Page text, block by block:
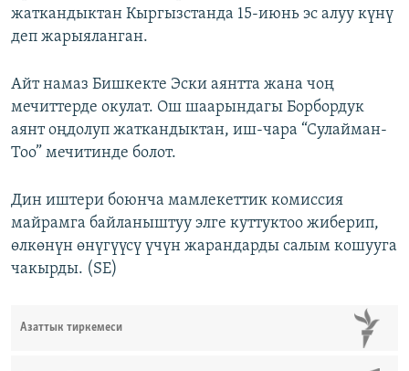
жаткандыктан Кыргызстанда 15-июнь эс алуу күнү
деп жарыяланган.
Айт намаз Бишкекте Эски аянтта жана чоң
мечиттерде окулат. Ош шаарындагы Борбордук
аянт оңдолуп жаткандыктан, иш-чара “Сулайман-
Тоо” мечитинде болот.
Дин иштери боюнча мамлекеттик комиссия
майрамга байланыштуу элге куттуктоо жиберип,
өлкөнүн өнүгүүсү үчүн жарандарды салым кошууга
чакырды. (SE)
Азаттык тиркемеси